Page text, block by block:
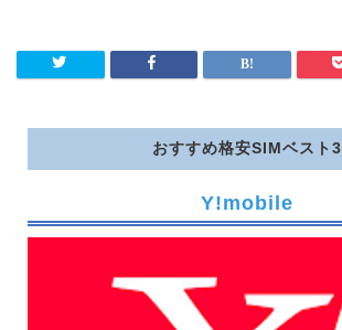
おすすめ格安SIMベスト3
Y!mobile